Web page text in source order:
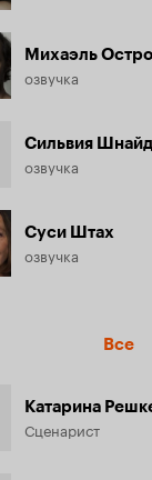
Михаэль
озвучка
Сильвия
озвучка
Суси Штах
озвучка
Все
Катарина
Сценарист